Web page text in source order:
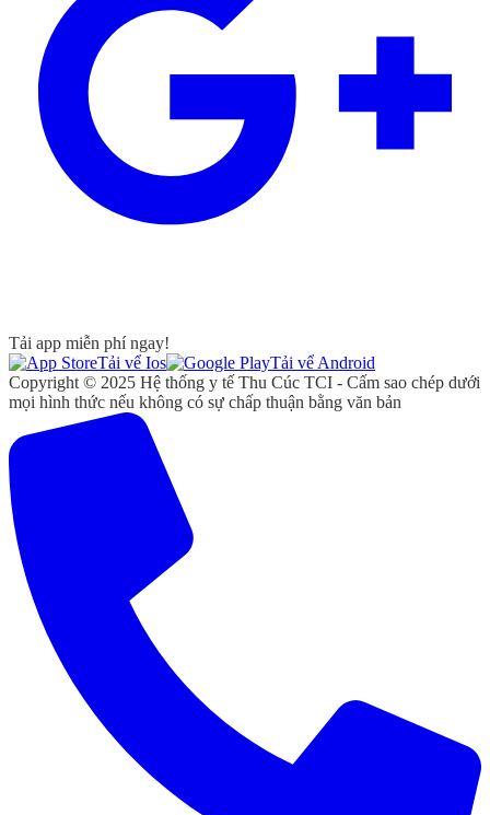
Tải app miễn phí ngay!
Tải vể Ios
Tải vể Android
Copyright © 2025 Hệ thống y tế Thu Cúc TCI - Cấm sao chép dưới
mọi hình thức nếu không có sự chấp thuận bằng văn bản